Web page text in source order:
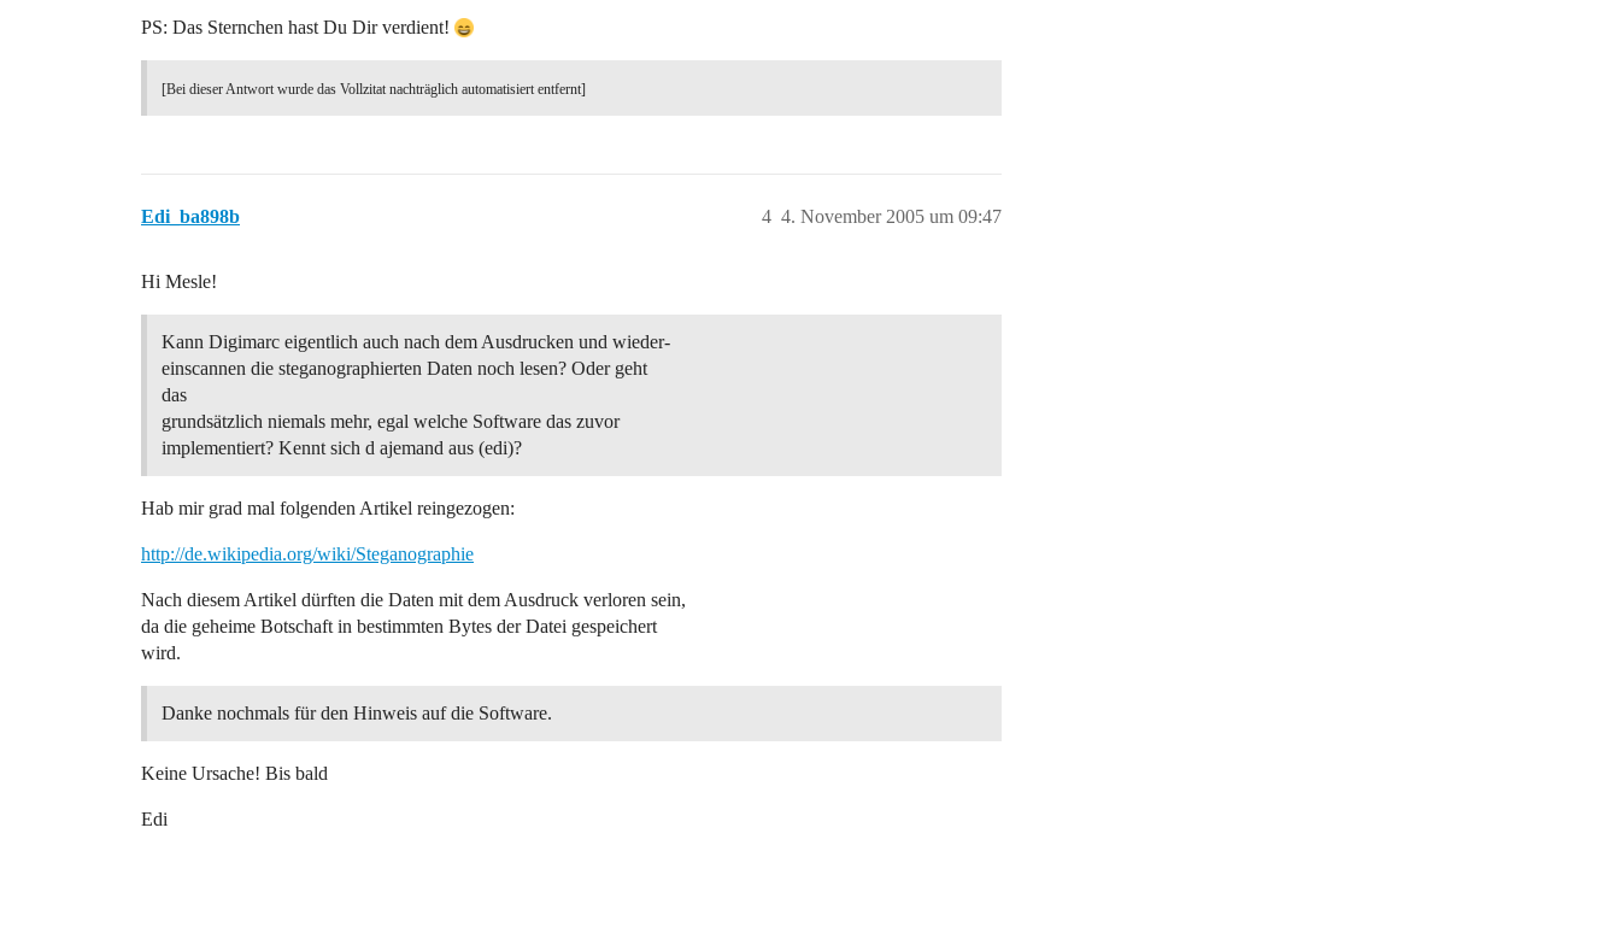
PS: Das Sternchen hast Du Dir verdient!
[Bei dieser Antwort wurde das Vollzitat nachträglich automatisiert entfernt]
Edi_ba898b 4. November 2005 um 09:47
4
Hi Mesle!
Kann Digimarc eigentlich auch nach dem Ausdrucken und wieder-
einscannen die steganographierten Daten noch lesen? Oder geht
das
grundsätzlich niemals mehr, egal welche Software das zuvor
implementiert? Kennt sich d ajemand aus (edi)?
Hab mir grad mal folgenden Artikel reingezogen:
http://de.wikipedia.org/wiki/Steganographie
Nach diesem Artikel dürften die Daten mit dem Ausdruck verloren sein,
da die geheime Botschaft in bestimmten Bytes der Datei gespeichert
wird.
Danke nochmals für den Hinweis auf die Software.
Keine Ursache! Bis bald
Edi